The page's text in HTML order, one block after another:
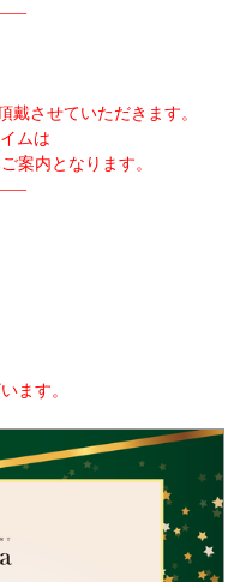
させていただきます。
ムは
案内となります。
ます。